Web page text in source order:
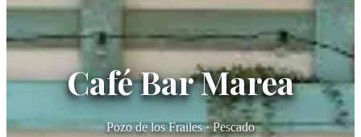
Café Bar Marea
Pozo de los Frailes · Pescado